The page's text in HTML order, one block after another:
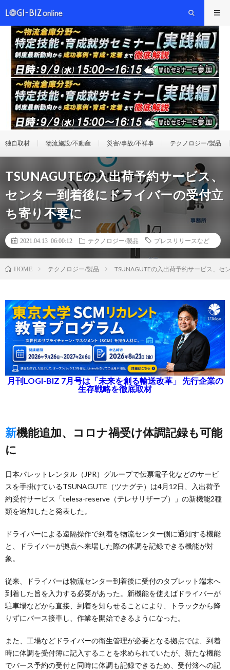
独自取材 物流施設/不動産 災害/事故/不祥事 テクノロジー/製品
TSUNAGUTEの入出荷予約サービス、
センター到着後にドライバーの受付立
ち寄り不要に
2021.04.13 06:00:12 テクノロジー/製品 プレスリリースなど
HOME テクノロジー/製品 TSUNAGUTEの入出荷予約サービス、セ
月刊LOGI-BIZ 7月号は「未来を創る輸送改革」 先行企業の
生存戦略を徹底取材
新機能追加、コロナ禍受け体調記録も可能
に
日本パレットレンタル（JPR）グループで伝票電子化などのサービ
スを手掛けているTSUNAGUTE（ツナグテ）は4月12日、入出荷予
約受付サービス「telesa-reserve（テレサリザーブ）」の新機能2種
類を追加したと発表した。
ドライバーによる遠隔操作で到着を物流センター側に通知する機能
と、ドライバーが拠点へ来場した際の体調を記録できる機能が対
象。
従来、ドライバーは物流センター到着後に受付のタブレット端末へ
到着した旨を入力する必要があった。新機能を使えばドライバーが
駐車場などから直接、到着を知らせることにより、トラックから降
りずにバース接車し、作業を開始できるようになった。
また、工場などドライバーの衛生管理が必要となる拠点では、到着
時に体調を受付簿に記入することを求められていたが、新たな機能
でバース予約の受付と同時に体調も記録できるため、受付簿への記